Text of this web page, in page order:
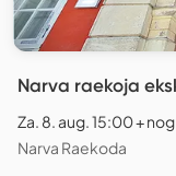
Narva raekoja
Za. 8. aug. 15:00 +
Narva Raekoda